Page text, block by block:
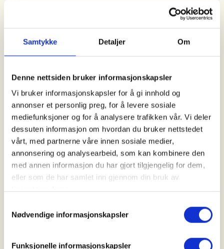
Samtykke Detaljer Om
Denne nettsiden bruker informasjonskapsler
Vi bruker informasjonskapsler for å gi innhold og
annonser et personlig preg, for å levere sosiale
mediefunksjoner og for å analysere trafikken vår. Vi deler
dessuten informasjon om hvordan du bruker nettstedet
vårt, med partnerne våre innen sosiale medier,
annonsering og analysearbeid, som kan kombinere den
med annen informasjon du har gjort tilgjengelig for dem,
eller som de har samlet inn gjennom din bruk av
Nødvendige informasjonskapsler
Funksjonelle informasjonskapsler
Sted
19. Sep 2026
Kl. 06.30 - 15.00
Arrangør
Brandval JFF
https://47840351